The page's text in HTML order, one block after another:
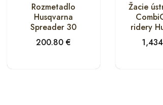
Rozmetadlo
Husqvarna
Spreader 30
200.80€
Žacie
ridery